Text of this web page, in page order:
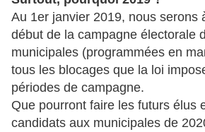
Au 1er janvier 2019, nous serons
début de la campagne électorale
municipales (programmées en
tous les blocages que la loi
périodes de campagne.
Que pourront faire les futurs élus
candidats aux municipales de